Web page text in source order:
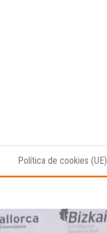
Política de cookies (UE)